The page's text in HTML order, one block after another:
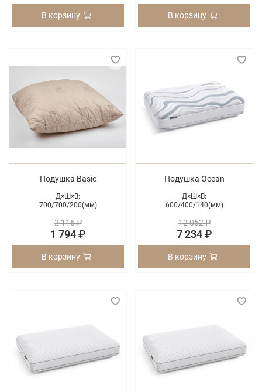
В корзину В корзину
Подушка Basic
Д×Ш×В:
700/700/200(мм)
2 116 ₽
1 794 ₽
В корзину
Подушка Ocean
Д×Ш×В:
600/400/140(мм)
12 052 ₽
7 234 ₽
В корзину